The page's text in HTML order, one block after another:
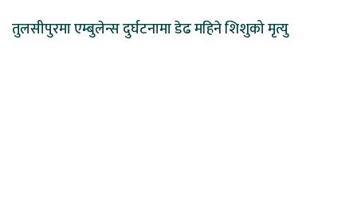
तुलसीपुरमा एम्बुलेन्स दुर्घटनामा डेढ महिने शिशुको मृत्यु